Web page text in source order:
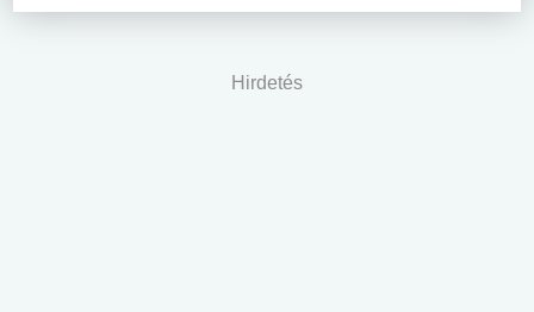
Hirdetés